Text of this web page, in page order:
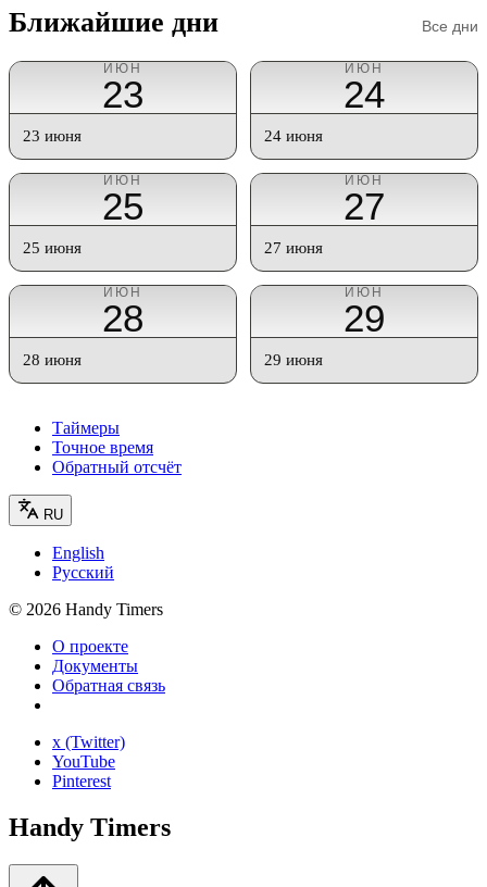
Ближайшие дни Все дни
ИЮН
23
23 июня
ИЮН
24
24 июня
ИЮН
25
25 июня
ИЮН
27
27 июня
ИЮН
28
28 июня
ИЮН
29
29 июня
Таймеры
Точное время
Обратный отсчёт
RU
English
Русский
© 2026 Handy Timers
О проекте
Документы
Обратная связь
x (Twitter)
YouTube
Pinterest
Handy Timers